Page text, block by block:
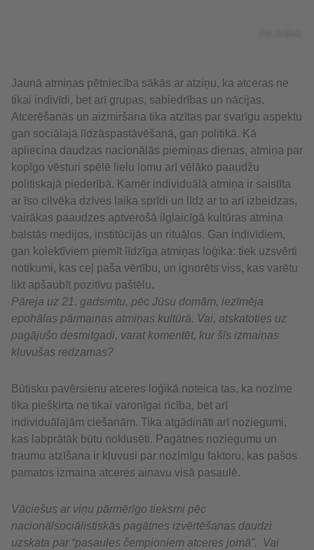
Jaunā atmiņas pētniecība sākās ar atziņu, ka atceras ne
tikai indivīdi, bet arī grupas, sabiedrības un nācijas.
Atcerēšanās un aizmiršana tika atzītas par svarīgu aspektu
gan sociālajā līdzāspastāvēšanā, gan politikā. Kā
apliecina daudzas nacionālās piemiņas dienas, atmiņa par
kopīgo vēsturi spēlē lielu lomu arī vēlāko paaudžu
politiskajā piederībā. Kamēr individuālā atmiņa ir saistīta
ar īso cilvēka dzīves laika sprīdi un līdz ar to arī izbeidzas,
vairākas paaudzes aptverošā ilglaicīgā kultūras atmiņa
balstās medijos, institūcijās un rituālos. Gan indivīdiem,
gan kolektīviem piemīt līdzīga atmiņas loģika: tiek uzsvērti
notikumi, kas ceļ paša vērtību, un ignorēts viss, kas varētu
likt apšaubīt pozitīvu paštēlu.
Pāreja uz 21. gadsimtu, pēc Jūsu domām, iezīmēja
epohālas pārmaiņas atmiņas kultūrā. Vai, atskatoties uz
pagājušo desmitgadi, varat komentēt, kur šīs izmaiņas
kļuvušas redzamas?
Būtisku pavērsienu atceres loģikā noteica tas, ka nozīme
tika piešķirta ne tikai varonīgai rīcība, bet arī
individuālajām ciešanām. Tika atgādināti arī noziegumi,
kas labprātāk būtu noklusēti. Pagātnes noziegumu un
traumu atzīšana ir kļuvusi par nozīmīgu faktoru, kas pašos
pamatos izmaina atceres ainavu visā pasaulē.
Vāciešus ar viņu pārmērīgo tieksmi pēc
nacionālsociālistiskās pagātnes izvērtēšanas daudzi
uzskata par “pasaules čempioniem atceres jomā”. Vai